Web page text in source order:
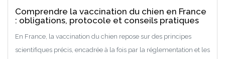
Comprendre la vaccination du chien en France
: obligations, protocole et conseils pratiques
En France, la vaccination du chien repose sur des principes
scientifiques précis, encadrée à la fois par la réglementation et les